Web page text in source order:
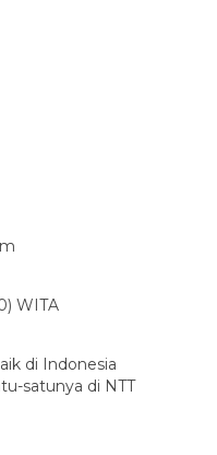
WITA
di Indonesia
satunya di NTT